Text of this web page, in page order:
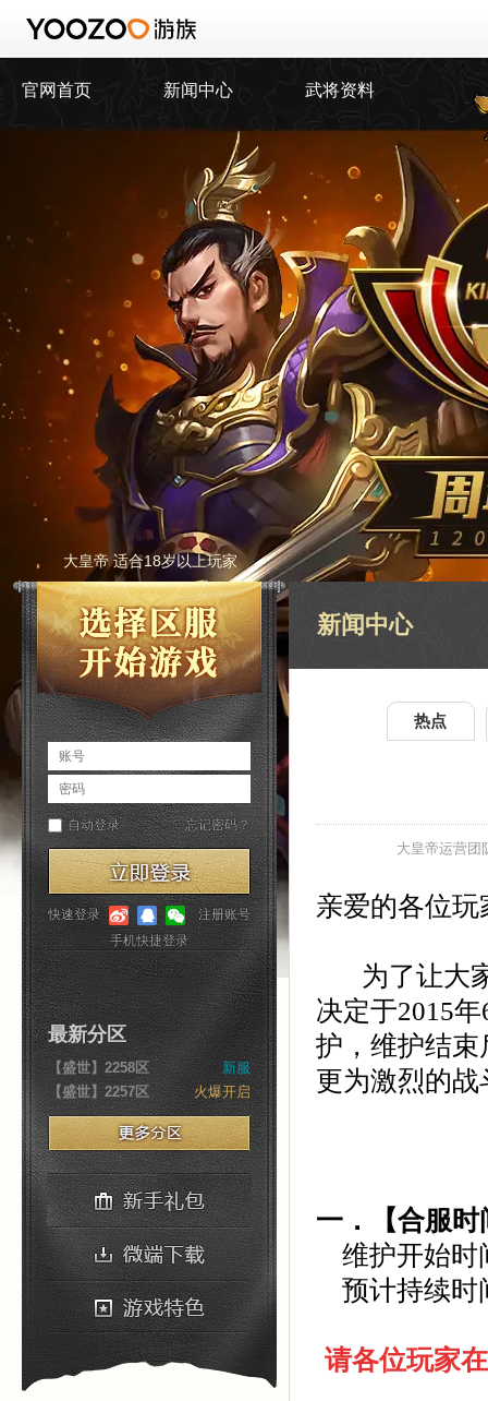
官网首页 新闻中心 武将资料
大皇帝 适合18岁以上玩家
最新分区
新服
【盛世】2258区
火爆开启
【盛世】2257区
新闻中心
热点
大皇帝运营
亲爱的各位玩
为了让大家
决定于2015
护，维护结
更为激烈的
一．【合服时
维护开始时
预计持续时
请各位玩家